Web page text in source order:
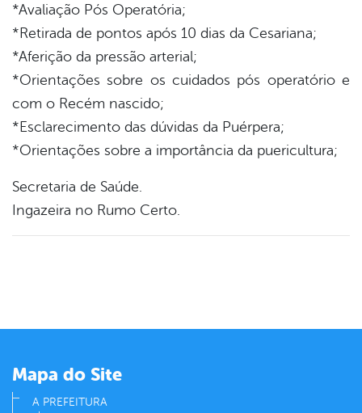
*Avaliação Pós Operatória;
*Retirada de pontos após 10 dias da Cesariana;
*Aferição da pressão arterial;
*Orientações sobre os cuidados pós operatório e
com o Recém nascido;
*Esclarecimento das dúvidas da Puérpera;
*Orientações sobre a importância da puericultura;
Secretaria de Saúde.
Ingazeira no Rumo Certo.
Mapa do Site
A PREFEITURA